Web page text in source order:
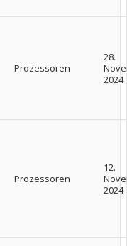
Prozessoren
28.
2024
Prozessoren
12.
2024